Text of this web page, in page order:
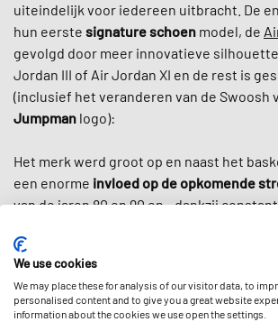
uiteindelijk voor iedereen uitbracht. De
hun eerste signature schoen model, de
gevolgd door meer innovatieve
Jordan III of Air Jordan XI en de rest is
(inclusief het veranderen van de Swoosh
Jumpman logo):
Het merk werd groot op en naast het
een enorme invloed op de opkomende
van de jaren 80 en 90 en - dankzij
vooruitgang onder leiding van de
Tinker Hatfield
Tegenwoordig staat het merk bekend om
basketbalschoenen: vant-shirts,hoodies
Jordan Brand voorziet u van uw dagelijkse
We use cookies
We may place these for analysis of our visitor data, to
personalised content and to give you a great website
information about the cookies we use open the settings.